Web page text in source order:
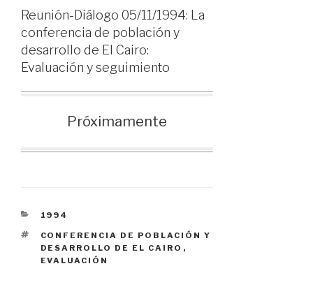
Reunión-Diálogo 05/11/1994: La
conferencia de población y
desarrollo de El Cairo:
Evaluación y seguimiento
Próximamente
CATEGORÍAS
1994
ETIQUETAS
CONFERENCIA DE POBLACIÓN Y
DESARROLLO DE EL CAIRO ,
EVALUACIÓN